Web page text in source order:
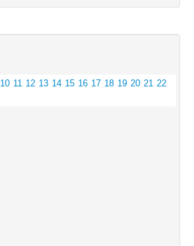
10 11 12 13 14 15 16 17 18 19 20 21 22